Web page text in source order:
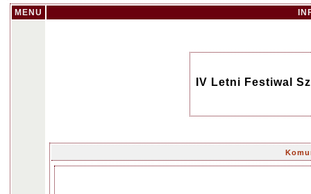
MENU
IV Letni Festiwal